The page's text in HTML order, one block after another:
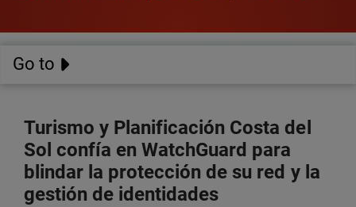
Go to
Turismo y Planificación Costa del
Sol confía en WatchGuard para
blindar la protección de su red y la
gestión de identidades